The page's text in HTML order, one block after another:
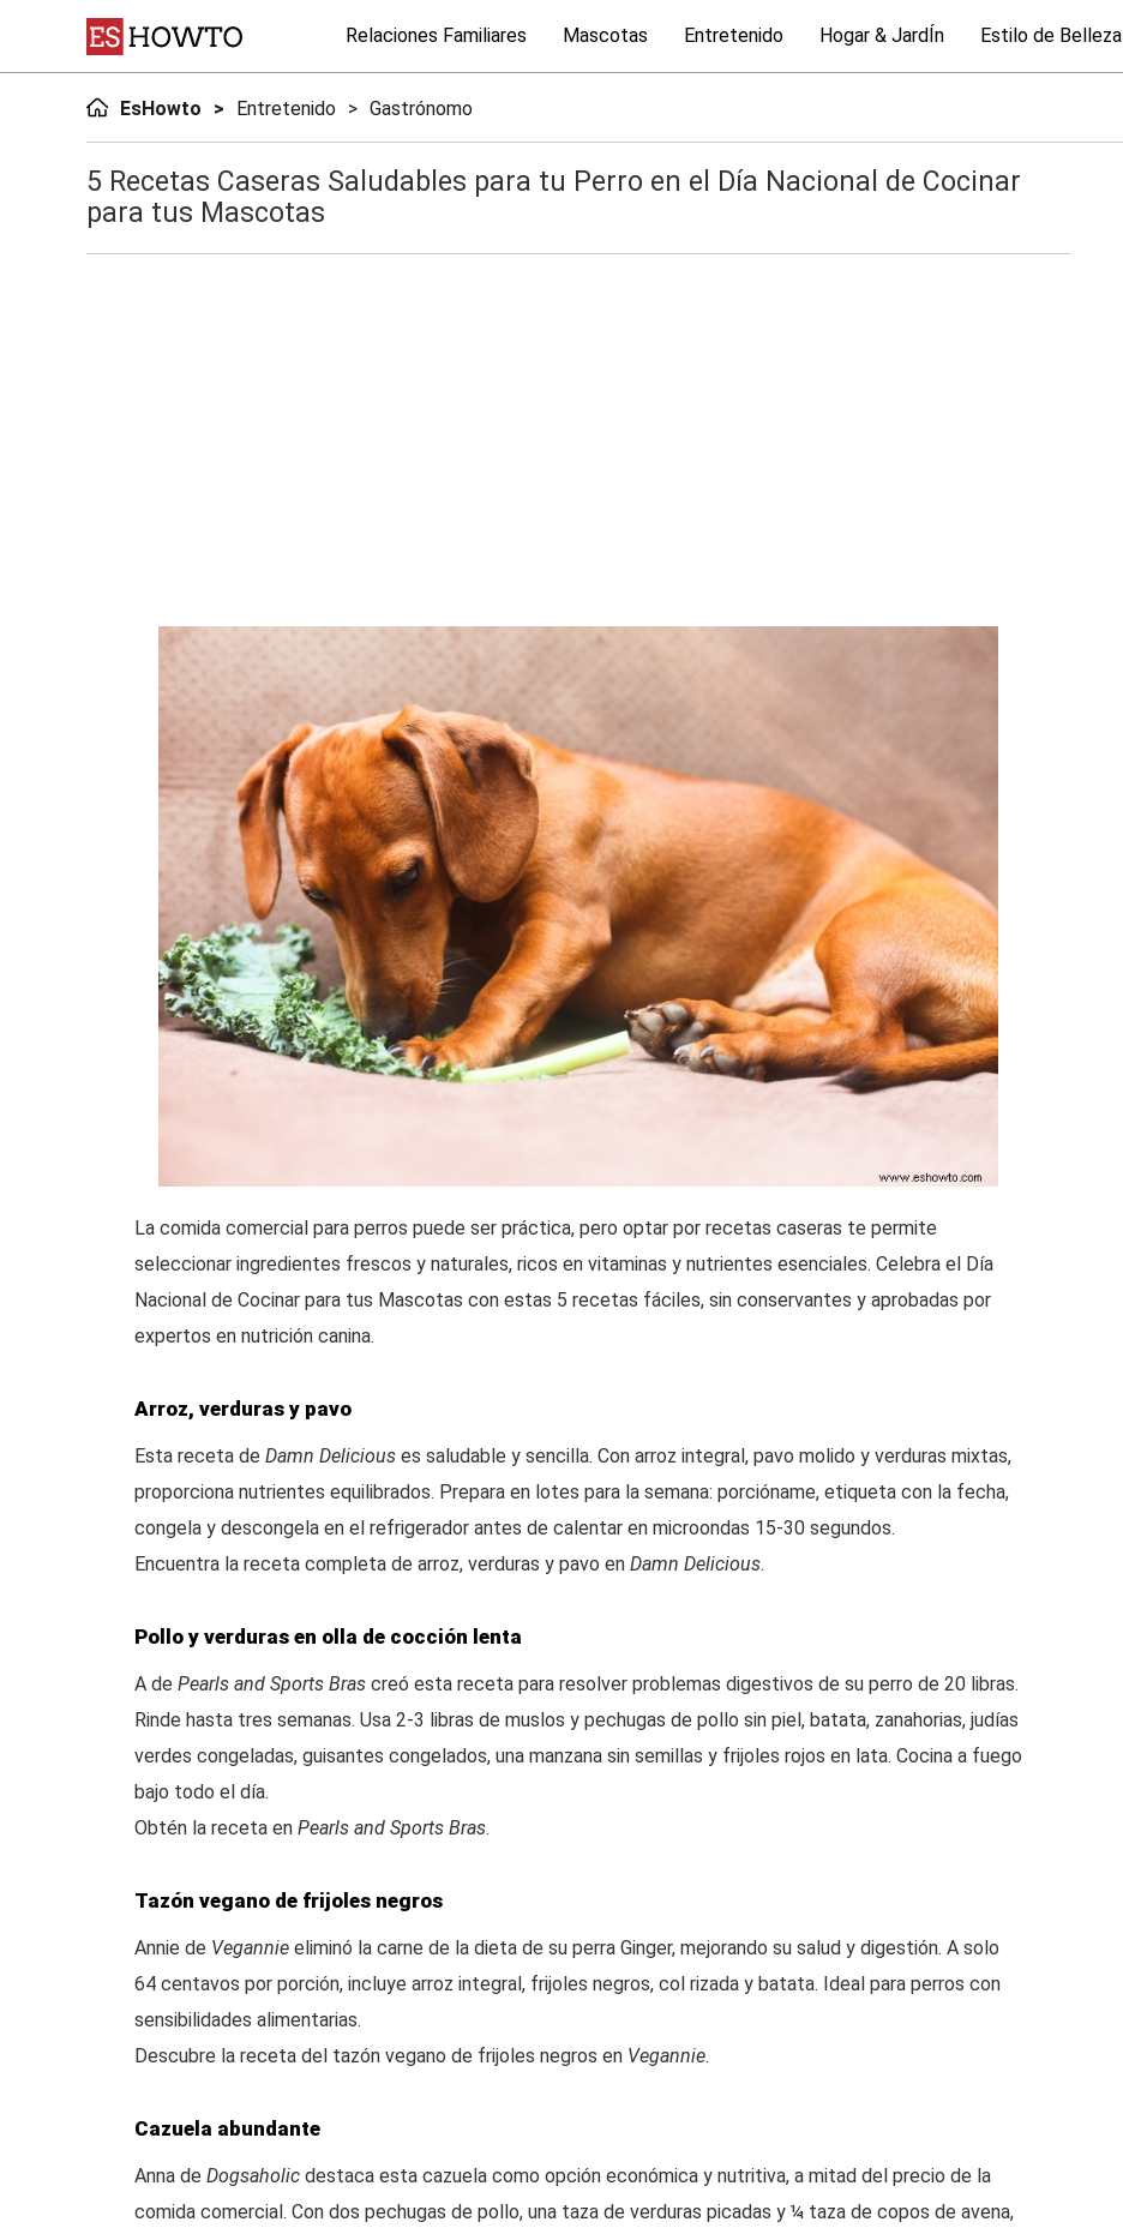
Relaciones Familiares Mascotas Entretenido Hogar & JardÍn Estilo de Belleza
EsHowto Entretenido Gastrónomo
5 Recetas Caseras Saludables para tu Perro en el Día Nacional de Cocinar
para tus Mascotas
La comida comercial para perros puede ser práctica, pero optar por recetas caseras te permite
seleccionar ingredientes frescos y naturales, ricos en vitaminas y nutrientes esenciales. Celebra el Día
Nacional de Cocinar para tus Mascotas con estas 5 recetas fáciles, sin conservantes y aprobadas por
expertos en nutrición canina.
Arroz, verduras y pavo
Esta receta de Damn Delicious es saludable y sencilla. Con arroz integral, pavo molido y verduras mixtas,
proporciona nutrientes equilibrados. Prepara en lotes para la semana: porcióname, etiqueta con la fecha,
congela y descongela en el refrigerador antes de calentar en microondas 15-30 segundos.
Encuentra la receta completa de arroz, verduras y pavo en Damn Delicious.
Pollo y verduras en olla de cocción lenta
A de Pearls and Sports Bras creó esta receta para resolver problemas digestivos de su perro de 20 libras.
Rinde hasta tres semanas. Usa 2-3 libras de muslos y pechugas de pollo sin piel, batata, zanahorias, judías
verdes congeladas, guisantes congelados, una manzana sin semillas y frijoles rojos en lata. Cocina a fuego
bajo todo el día.
Obtén la receta en Pearls and Sports Bras.
Tazón vegano de frijoles negros
Annie de Vegannie eliminó la carne de la dieta de su perra Ginger, mejorando su salud y digestión. A solo
64 centavos por porción, incluye arroz integral, frijoles negros, col rizada y batata. Ideal para perros con
sensibilidades alimentarias.
Descubre la receta del tazón vegano de frijoles negros en Vegannie.
Cazuela abundante
Anna de Dogsaholic destaca esta cazuela como opción económica y nutritiva, a mitad del precio de la
comida comercial. Con dos pechugas de pollo, una taza de verduras picadas y ¼ taza de copos de avena,